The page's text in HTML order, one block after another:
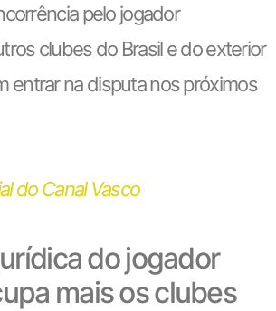
pelo jogador
clubes do Brasil e do exterior
entrar na disputa nos próximos
do Canal Vasco
do jogador
mais os clubes